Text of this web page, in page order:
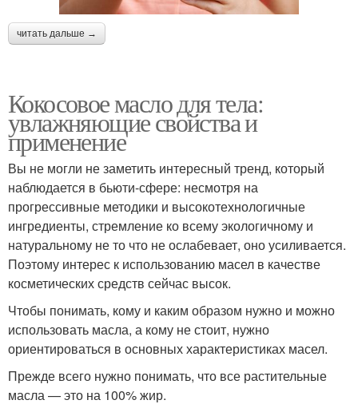
читать дальше →
Кокосовое масло для тела:
увлажняющие свойства и
применение
Вы не могли не заметить интересный тренд, который
наблюдается в бьюти-сфере: несмотря на
прогрессивные методики и высокотехнологичные
ингредиенты, стремление ко всему экологичному и
натуральному не то что не ослабевает, оно усиливается.
Поэтому интерес к использованию масел в качестве
косметических средств сейчас высок.
Чтобы понимать, кому и каким образом нужно и можно
использовать масла, а кому не стоит, нужно
ориентироваться в основных характеристиках масел.
Прежде всего нужно понимать, что все растительные
масла — это на 100% жир.